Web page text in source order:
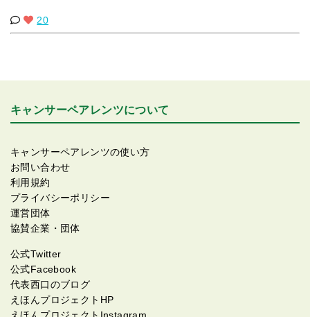
20
キャンサーペアレンツについて
キャンサーペアレンツの使い方
お問い合わせ
利用規約
プライバシーポリシー
運営団体
協賛企業・団体
公式Twitter
公式Facebook
代表西口のブログ
えほんプロジェクトHP
えほんプロジェクトInstagram